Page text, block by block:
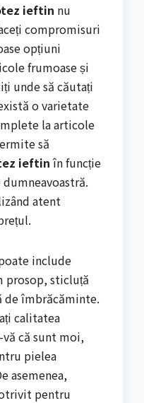
ieftin nu
compromisuri
opțiuni
frumoase și
unde să căutați
o varietate
la articole
să
ieftin în funcție
atent
include
prosop, sticluță
de îmbrăcăminte.
calitatea
că sunt moi,
pielea
asemenea,
pentru